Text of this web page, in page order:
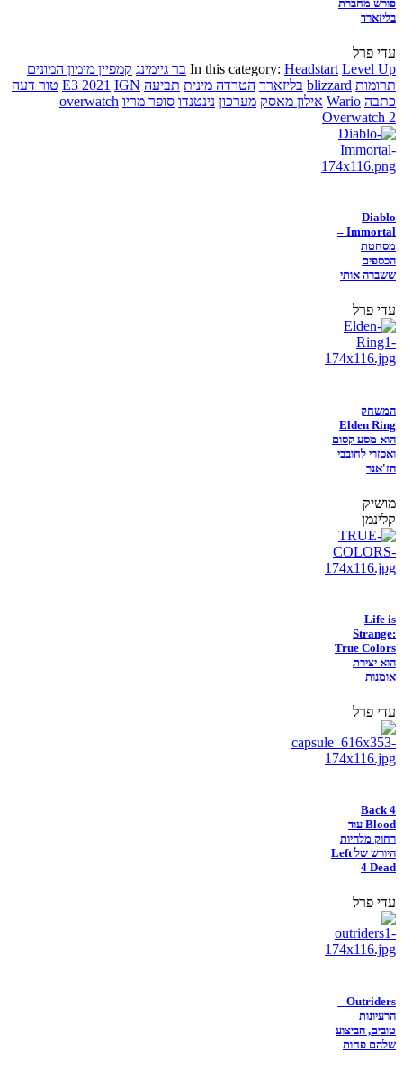
פורש מחברת
בליזארד
עדי פרל
In this category: Headstart Level Up בר גיימינג קמפיין מימון המונים
תרומות blizzard בליזארד הטרדה מינית תביעה E3 2021 IGN
טור דעה
כתבה Wario אילון מאסק מערכון נינטנדו סופר מריו overwatch
Overwatch 2
Diablo
Immortal –
מסחטת
הכספים
ששברה אותי
עדי פרל
המשחק
Elden Ring
הוא מסע קסום
ואכזרי לחובבי
הז'אנר
מושיק
קלינמן
Life is
Strange:
True Colors
הוא יצירת
אומנות
עדי פרל
Back 4
Blood עוד
רחוק מלהיות
היורש של Left
4 Dead
עדי פרל
Outriders –
הרעיונות
טובים, הביצוע
שלהם פחות